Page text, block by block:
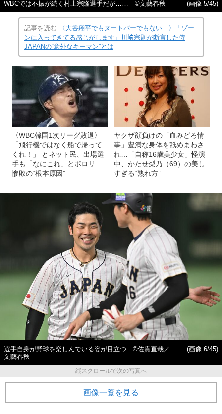
WBCでは不振が続く村上宗隆選手だが…… ©文藝春秋 (画像 5/45)
記事を読む
〈大谷翔平でもヌートバーでもない…〉「ゾー
ンに入ってきてる感じがします」川﨑宗則が断言した侍
JAPANの“意外なキーマン”とは
〈WBC韓国1次リーグ敗退〉
「飛行機ではなく船で帰って
くれ！」 とネット民、出場選
手も「なにこれ」とポロリ…
惨敗の“根本原因”
ヤクザ顔負けの「血みどろ情
事」豊満な身体を舐めまわさ
れ…「自称16歳美少女」怪演
中、かたせ梨乃（69）の美し
すぎる“熟れ方”
選手自身が野球を楽しんでいる姿が目立つ ©佐貫直哉／
文藝春秋
(画像 6/45)
縦スクロールで次の写真へ
画像一覧を見る